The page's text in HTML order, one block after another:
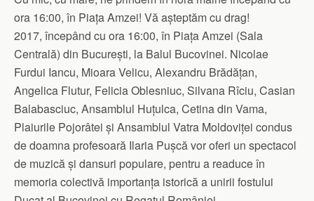
ora 16:00, în Piața Amzei! Vă așteptăm cu drag!
2017, începând cu ora 16:00, în Piața Amzei (Sala
Centrală) din București, la Balul Bucovinei. Nicolae
Furdui Iancu, Mioara Velicu, Alexandru Brădățan,
Angelica Flutur, Felicia Oblesniuc, Silvana Rîciu, Casian
Balabasciuc, Ansamblul Huțulca, Cetina din Vama,
Plaiurile Pojorâtei și Ansamblul Vatra Moldoviței condus
de doamna profesoară Ilaria Pușcă vor oferi un spectacol
de muzică și dansuri populare, pentru a readuce în
memoria colectivă importanța istorică a unirii fostului